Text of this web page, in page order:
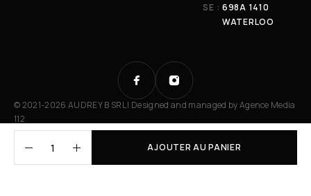
AJOUTER AU PANIER
SE : 698A 1410
WATERLOO
© 2021-2026 AUDREY B SRL | Designed and managed byAgence Media
112